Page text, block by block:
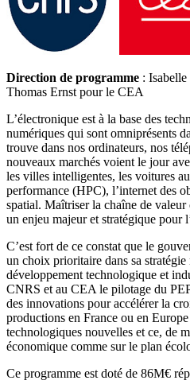
Direction de programme :
Thomas Ernst pour le CEA
L’électronique est à la base des
numériques qui sont omniprésents
trouve dans nos ordinateurs, nos
nouveaux marchés voient le jour
les villes intelligentes, les voitures
performance (HPC), l’internet des
spatial. Maîtriser la chaîne de
un enjeu majeur et stratégique pour
C’est fort de ce constat que le
un choix prioritaire dans sa
développement technologique et
CNRS et au CEA le pilotage du
des innovations pour accélérer la
productions en France ou en
technologiques nouvelles et ce, de
économique comme sur le plan
Ce programme est doté de 86M€